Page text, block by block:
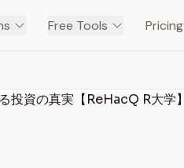
Free Tools Pricing
投資の真実【ReHacQ R大学】